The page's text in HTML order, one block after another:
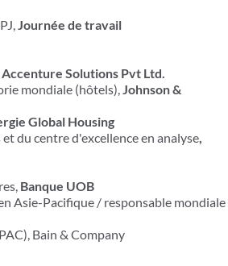
Journée de travail
Accenture Solutions Pvt Ltd.
mondiale (hôtels),Johnson &
Global Housing
du centre d'excellence en analyse,
Banque UOB
Asie-Pacifique / responsable mondiale
Bain & Company